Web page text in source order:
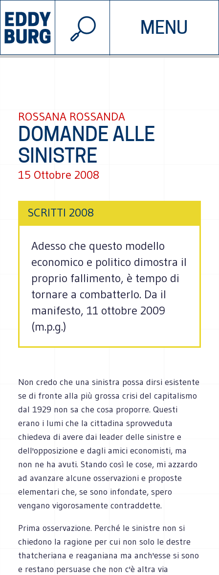
MENU
INIZIATIVE CHI SIAMO
© 2026 EDDYBURG
ROSSANA ROSSANDA
DOMANDE ALLE
SINISTRE
15 Ottobre 2008
SCRITTI 2008
Adesso che questo modello
economico e politico dimostra il
proprio fallimento, è tempo di
tornare a combatterlo. Da il
manifesto, 11 ottobre 2009
(m.p.g.)
Non credo che una sinistra possa dirsi esistente
se di fronte alla più grossa crisi del capitalismo
dal 1929 non sa che cosa proporre. Questi
erano i lumi che la cittadina sprovveduta
chiedeva di avere dai leader delle sinistre e
dell'opposizione e dagli amici economisti, ma
non ne ha avuti. Stando così le cose, mi azzardo
ad avanzare alcune osservazioni e proposte
elementari che, se sono infondate, spero
vengano vigorosamente contraddette.
Prima osservazione. Perché le sinistre non si
chiedono la ragione per cui non solo le destre
thatcheriana e reaganiana ma anch'esse si sono
e restano persuase che non c'è altra via